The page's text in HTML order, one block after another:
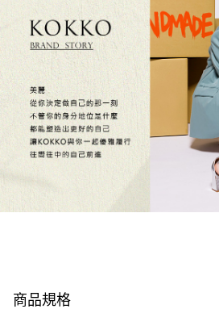
商品規格